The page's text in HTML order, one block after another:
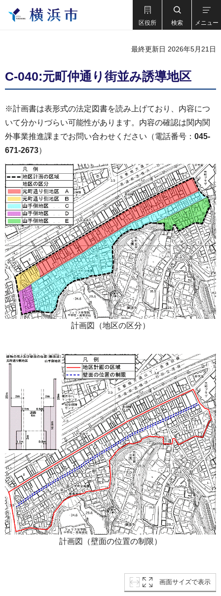
区役所 検索 メニュー
最終更新日 2026年5月21日
C-040:元町仲通り街並み誘導地区
※計画書は表形式の法定図書を読み上げており、内容につ
いて分かりづらい可能性があります。内容の確認は関内関
外事業推進課までお問い合わせください（電話番号： 045-
671-2673）
計画図（地区の区分）
計画図（壁面の位置の制限）
画面サイズで表示